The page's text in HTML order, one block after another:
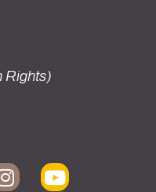
Rights)